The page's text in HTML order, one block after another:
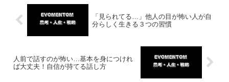
「見られてる…」他人の目が怖い人が自
分らしく生きる３つの習慣
人前で話すのが怖い…基本を身につけれ
ば大丈夫！自信が持てる話し方